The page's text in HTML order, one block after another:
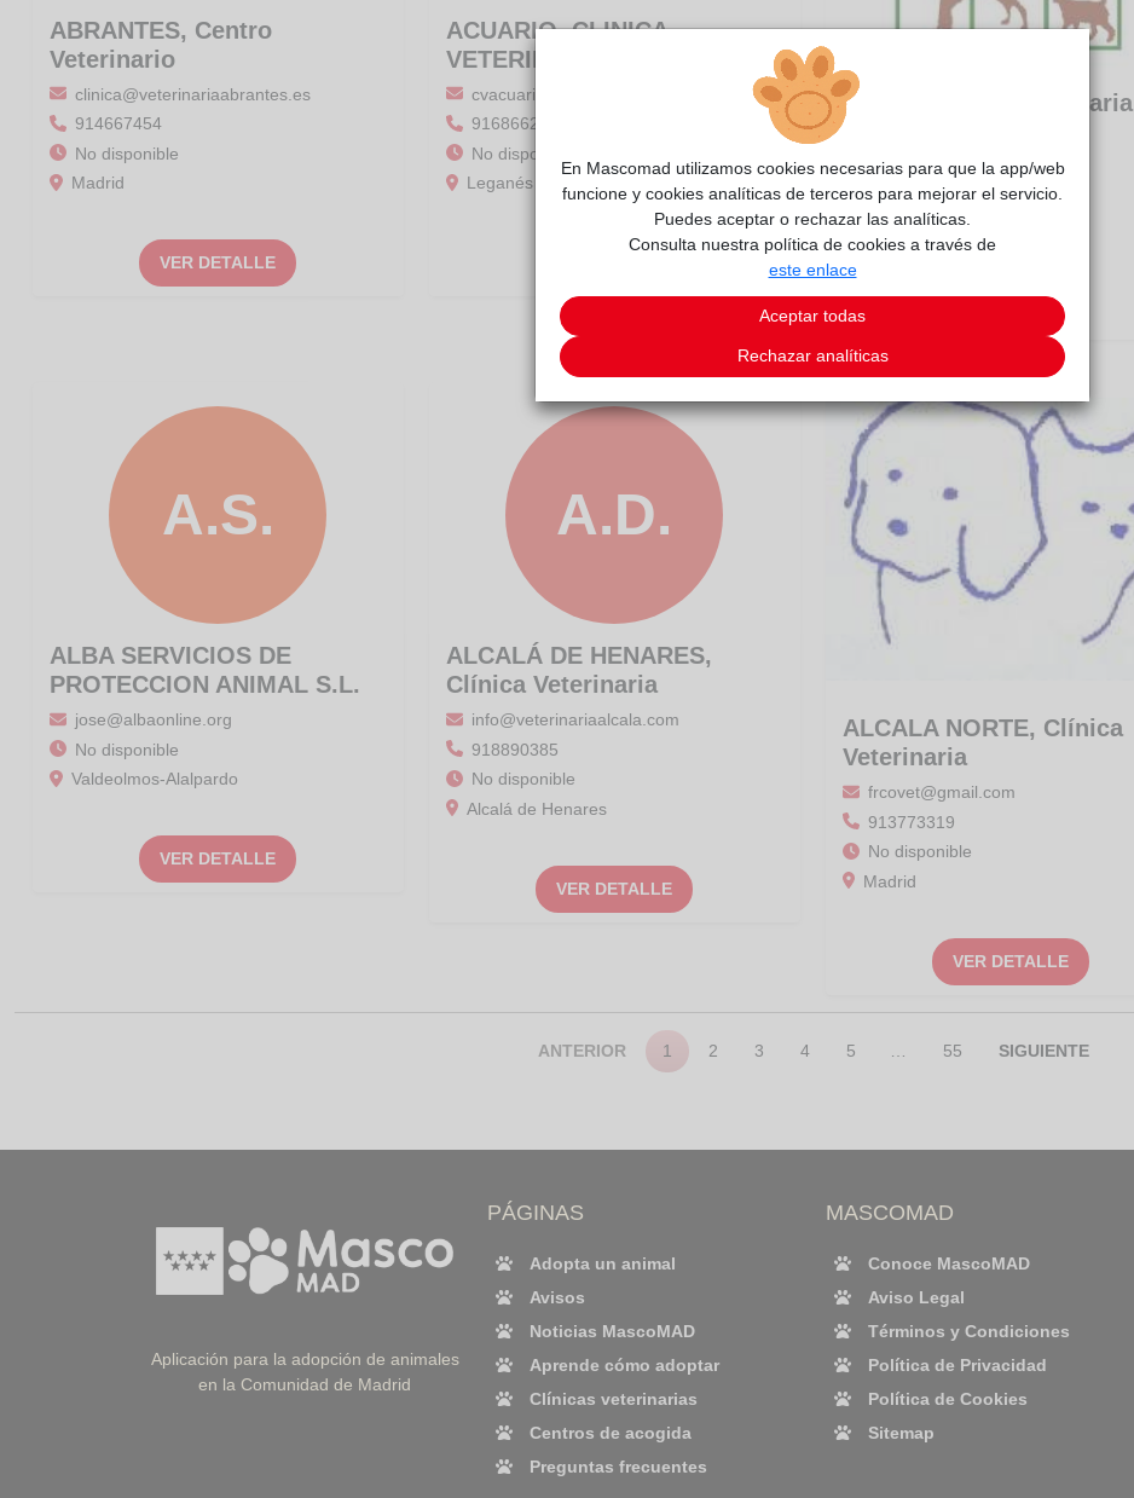
ABRANTES, Centro
Veterinario
clinica@veterinariaabrantes.es
914667454
No disponible
Madrid
VER DETALLE
ACUARIO, CLINICA
VETERINARIA
cvacuario@hotmail.com
916866266
No disponible
Leganés
ADEL, Clínica Veterinaria
916764196
No disponible
Torrejón de Ardoz
VER DETALLE
A.S.
ALBA SERVICIOS DE
PROTECCION ANIMAL S.L.
jose@albaonline.org
No disponible
Valdeolmos-Alalpardo
VER DETALLE
A.D.
ALCALÁ DE HENARES,
Clínica Veterinaria
info@veterinariaalcala.com
918890385
No disponible
Alcalá de Henares
VER DETALLE
ALCALA NORTE, Clínica
Veterinaria
frcovet@gmail.com
913773319
No disponible
Madrid
VER DETALLE
ANTERIOR 1 2 3 4 5 55 SIGUIENTE
Aplicación para la adopción de animales
en la Comunidad de Madrid
PÁGINAS
Adopta un animal
Avisos
Noticias MascoMAD
Aprende cómo adoptar
Clínicas veterinarias
Centros de acogida
Preguntas frecuentes
MASCOMAD
Conoce MascoMAD
Aviso Legal
Términos y Condiciones
Política de Privacidad
Política de Cookies
Sitemap
En Mascomad utilizamos cookies necesarias para que la app/web
funcione y cookies analíticas de terceros para mejorar el servicio.
Puedes aceptar o rechazar las analíticas.
Consulta nuestra política de cookies a través de
este enlace
Aceptar todas
Rechazar analíticas